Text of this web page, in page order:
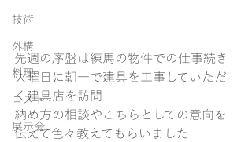
技術
外構
料理
コスト
展示会
先週の序盤は練馬の物件での仕事続き
火曜日に朝一で建具を工事していただ
く建具店を訪問
納め方の相談やこちらとしての意向を
伝えて色々教えてもらいました